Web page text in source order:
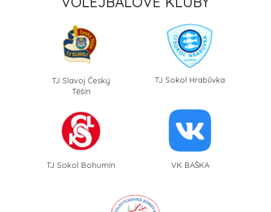
TJ Slavoj Český
Těšín
TJ Sokol Hrabůvka
TJ Sokol Bohumín VK BAŠKA